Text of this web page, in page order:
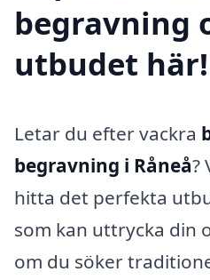
begravning
utbudet här!
Letar du efter vackra
begravning i Råneå?
hitta det perfekta
som kan uttrycka din
om du söker